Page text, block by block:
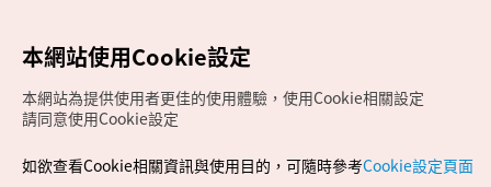
Copyrights (c) 韓國觀光公社版權所有
本網站使用Cookie設定
本網站為提供使用者更佳的使用體驗，使用Cookie相關設定
請同意使用Cookie設定
如欲查看Cookie相關資訊與使用目的，可隨時參考Cookie設定頁面